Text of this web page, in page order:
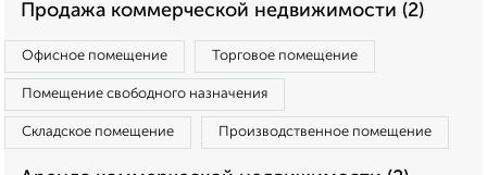
Продажа коммерческой недвижимости (2)
Офисное помещение Торговое помещение
Помещение свободного назначения
Складское помещение Производственное помещение